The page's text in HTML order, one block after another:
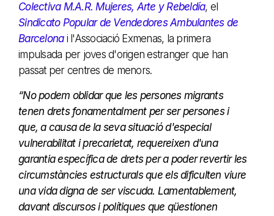
Colectiva M.A.R. Mujeres, Arte y Rebeldía, el
Sindicato Popular de Vendedores Ambulantes de
Barcelonai l'Associació Exmenas, la primera
impulsada per joves d'origen estranger que han
passat per centres de menors.
“No podem oblidar que les persones migrants
tenen drets fonamentalment per ser persones i
que, a causa de la seva situació d'especial
vulnerabilitat i precarietat, requereixen d'una
garantia específica de drets per a poder revertir les
circumstàncies estructurals que els dificulten viure
una vida digna de ser viscuda. Lamentablement,
davant discursos i polítiques que qüestionen